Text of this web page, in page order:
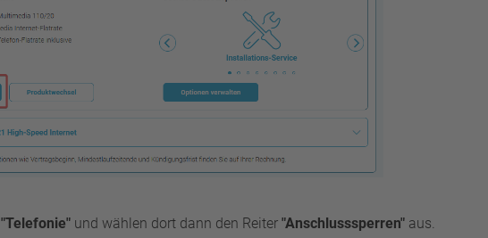
"Telefonie" und wählen dort dann den Reiter "Anschlusssperren" aus.